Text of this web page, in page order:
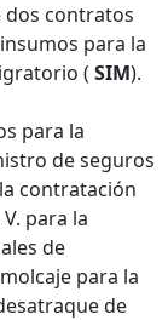
dos contratos
para la
( SIM).
para la
de seguros
contratación
para la
de
para la
de